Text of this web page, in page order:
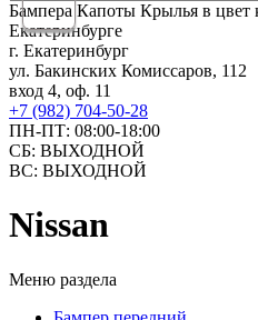
Бампера Капоты Крылья в цвет
Екатеринбурге
г. Екатеринбург
ул. Бакинских Комиссаров, 112
вход 4, оф. 11
+7 (982) 704-50-28
ПН-ПТ: 08:00-18:00
СБ: ВЫХОДНОЙ
ВС: ВЫХОДНОЙ
Nissan
Меню раздела